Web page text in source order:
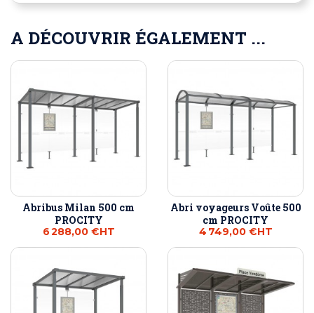
A DÉCOUVRIR ÉGALEMENT ...
Abribus Milan 500 cm
PROCITY
6 288,00 €HT
Abri voyageurs Voûte 500
cm PROCITY
4 749,00 €HT